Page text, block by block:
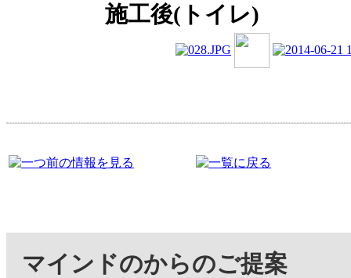
施工後(トイレ)
マインドのからのご提案